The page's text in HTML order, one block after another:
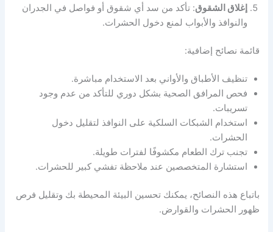
إغلاق الشقوق: تأكد من سد أي شقوق أو فواصل في الجدران
والنوافذ والأبواب لمنع دخول الحشرات.
قائمة نصائح إضافية:
تنظيف الأطباق والأواني بعد الاستخدام مباشرة.
فحص المرافق الصحية بشكل دوري للتأكد من عدم وجود
تسريبات.
استخدام الشبكات السلكية على النوافذ لتقليل دخول
الحشرات.
تجنب ترك الطعام مكشوفًا لفترات طويلة.
استشارة المتخصصين عند ملاحظة تفشي كبير للحشرات.
باتباع هذه النصائح، يمكنك تحسين البيئة المحيطة بك وتقليل فرص
ظهور الحشرات والقوارض.